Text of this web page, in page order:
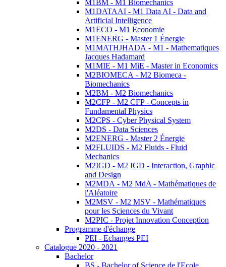
M1BM - M1 Biomechanics
M1DATAAI - M1 Data AI - Data and
Artificial Intelligence
M1ECO - M1 Economie
M1ENERG - Master 1 Énergie
M1MATHJHADA - M1 - Mathematiques
Jacques Hadamard
M1MIE - M1 MiE - Master in Economics
M2BIOMECA - M2 Biomeca -
Biomechanics
M2BM - M2 Biomechanics
M2CFP - M2 CFP - Concepts in
Fundamental Physics
M2CPS - Cyber Physical System
M2DS - Data Sciences
M2ENERG - Master 2 Énergie
M2FLUIDS - M2 Fluids - Fluid
Mechanics
M2IGD - M2 IGD - Interaction, Graphic
and Design
M2MDA - M2 MdA - Mathématiques de
l'Aléatoire
M2MSV - M2 MSV - Mathématiques
pour les Sciences du Vivant
M2PIC - Projet Innovation Conception
Programme d'échange
PEI - Echanges PEI
Catalogue 2020 - 2021
Bachelor
BS - Bachelor of Science de l'Ecole